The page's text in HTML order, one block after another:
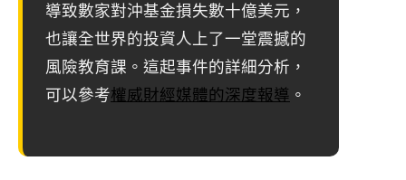
導致數家對沖基金損失數十億美元，
也讓全世界的投資人上了一堂震撼的
風險教育課。這起事件的詳細分析，
可以參考權威財經媒體的深度報導 。